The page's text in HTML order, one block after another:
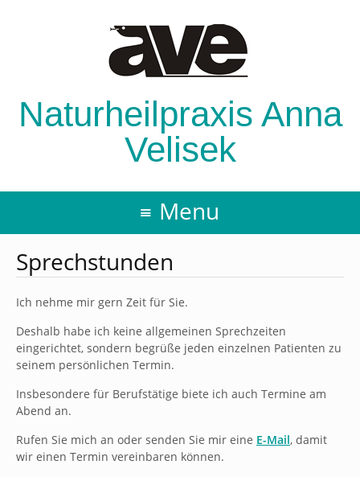
Naturheilpraxis Anna
Velisek
Menu
Sprechstunden
Ich nehme mir gern Zeit für Sie.
Deshalb habe ich keine allgemeinen Sprechzeiten
eingerichtet, sondern begrüße jeden einzelnen Patienten zu
seinem persönlichen Termin.
Insbesondere für Berufstätige biete ich auch Termine am
Abend an.
Rufen Sie mich an oder senden Sie mir eine E-Mail, damit
wir einen Termin vereinbaren können.